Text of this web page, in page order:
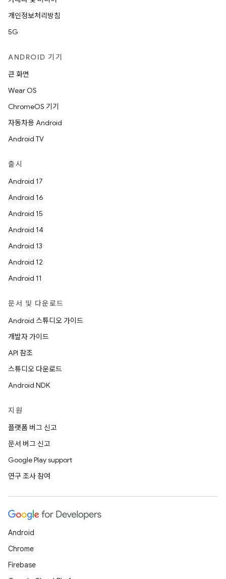
개인정보처리방침
5G
ANDROID 기기
큰 화면
Wear OS
ChromeOS 기기
자동차용 Android
Android TV
출시
Android 17
Android 16
Android 15
Android 14
Android 13
Android 12
Android 11
문서 및 다운로드
Android 스튜디오 가이드
개발자 가이드
API 참조
스튜디오 다운로드
Android NDK
지원
플랫폼 버그 신고
문서 버그 신고
Google Play support
연구 조사 참여
Android
Chrome
Firebase